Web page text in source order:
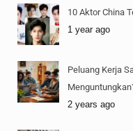
10 Aktor China
1 year ago
Peluang Kerja
2 years ago